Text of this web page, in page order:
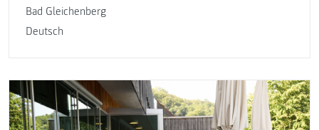
Bad Gleichenberg
Deutsch